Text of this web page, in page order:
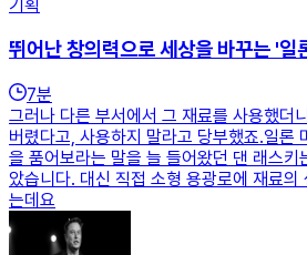
기획
뛰어난 창의력으로 세상을 바꾸는 '일
7분
그러나 다른 부서에서 그 재료를 사용했더
버렸다고, 사용하지 말라고 당부했죠.일론
을 품어보라는 말을 늘 들어왔던 댄 래스키
았습니다. 대신 직접 소형 용광로에 재료의
는데요